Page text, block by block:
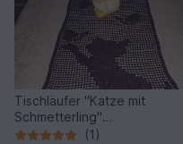
Tischläufer "Katze mit
Schmetterling"
Häkelanleitung
(1)